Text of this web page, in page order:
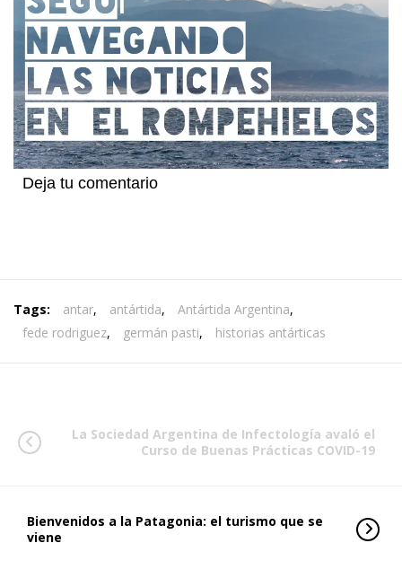
Deja tu comentario
Tags: antar, antártida, Antártida Argentina,
fede rodriguez, germán pasti, historias antárticas
La Sociedad Argentina de Infectología avaló el
Curso de Buenas Prácticas COVID-19
Bienvenidos a la Patagonia: el turismo que se
viene